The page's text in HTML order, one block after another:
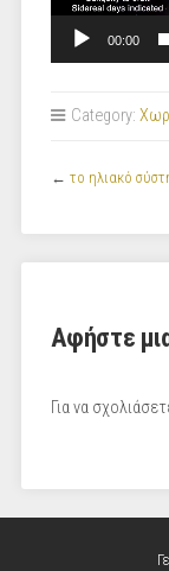
00:00
Category:
← το ηλιακό
Αφήστε
Για να